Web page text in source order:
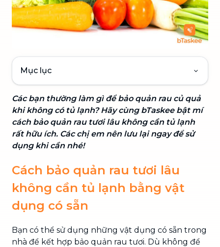
Mục lục
Các bạn thường làm gì để bảo quản rau củ quả
khi không có tủ lạnh? Hãy cùng bTaskee bật mí
cách bảo quản rau tươi lâu không cần tủ lạnh
rất hữu ích. Các chị em nên lưu lại ngay để sử
dụng khi cần nhé!
Cách bảo quản rau tươi lâu
không cần tủ lạnh bằng vật
dụng có sẵn
Bạn có thể sử dụng những vật dụng có sẵn trong
nhà để kết hợp bảo quản rau tươi. Dù không để